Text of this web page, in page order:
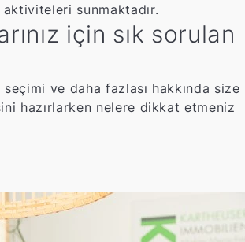
sunmaktadır.
için sık sorulan
ve daha fazlası hakkında size
hazırlarken nelere dikkat etmeniz